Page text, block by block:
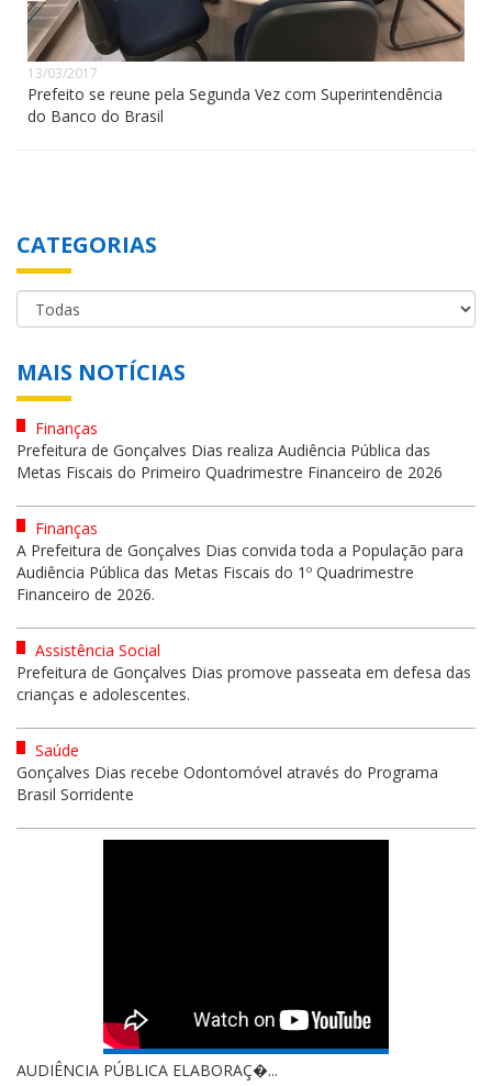
13/03/2017
Prefeito se reune pela Segunda Vez com Superintendência
do Banco do Brasil
CATEGORIAS
MAIS NOTÍCIAS
Finanças
Prefeitura de Gonçalves Dias realiza Audiência Pública das
Metas Fiscais do Primeiro Quadrimestre Financeiro de 2026
Finanças
A Prefeitura de Gonçalves Dias convida toda a População para
Audiência Pública das Metas Fiscais do 1º Quadrimestre
Financeiro de 2026.
Assistência Social
Prefeitura de Gonçalves Dias promove passeata em defesa das
crianças e adolescentes.
Saúde
Gonçalves Dias recebe Odontomóvel através do Programa
Brasil Sorridente
AUDIÊNCIA PÚBLICA ELABORAÇ�...